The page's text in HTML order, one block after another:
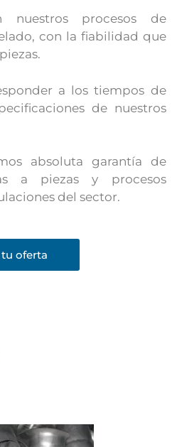
nuestros procesos de
con la fiabilidad que
a los tiempos de
de nuestros
absoluta garantía de
a piezas y procesos
del sector.
oferta